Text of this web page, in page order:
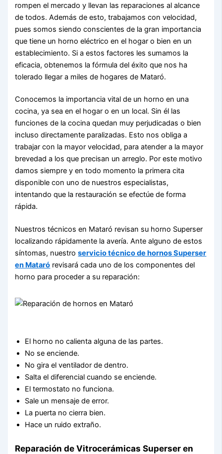
rompen el mercado y llevan las reparaciones al alcance
de todos. Además de esto, trabajamos con velocidad,
pues somos siendo conscientes de la gran importancia
que tiene un horno eléctrico en el hogar o bien en un
establecimiento. Si a estos factores les sumamos la
eficacia, obtenemos la fórmula del éxito que nos ha
tolerado llegar a miles de hogares de Mataró.
Conocemos la importancia vital de un horno en una
cocina, ya sea en el hogar o en un local. Sin él las
funciones de la cocina quedan muy perjudicadas o bien
incluso directamente paralizadas. Esto nos obliga a
trabajar con la mayor velocidad, para atender a la mayor
brevedad a los que precisan un arreglo. Por este motivo
damos siempre y en todo momento la primera cita
disponible con uno de nuestros especialistas,
intentando que la restauración se efectúe de forma
rápida.
Nuestros técnicos en Mataró revisan su horno Superser
localizando rápidamente la avería. Ante alguno de estos
síntomas, nuestroservicio técnico de hornos Superser
en Mataró revisará cada uno de los componentes del
horno para proceder a su reparación:
El horno no calienta alguna de las partes.
No se enciende.
No gira el ventilador de dentro.
Salta el diferencial cuando se enciende.
El termostato no funciona.
Sale un mensaje de error.
La puerta no cierra bien.
Hace un ruido extraño.
Reparación de Vitrocerámicas Superser en